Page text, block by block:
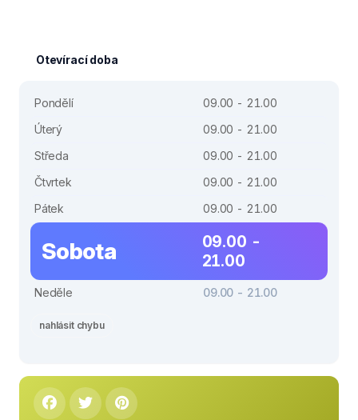
Otevírací doba
Pondělí
09.00 - 21.00
Úterý
09.00 - 21.00
Středa
09.00 - 21.00
Čtvrtek
09.00 - 21.00
Pátek
09.00 - 21.00
Sobota
09.00 -
21.00
Neděle 09.00 - 21.00
nahlásit chybu